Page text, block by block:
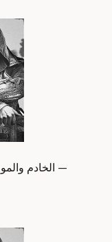
الخادم